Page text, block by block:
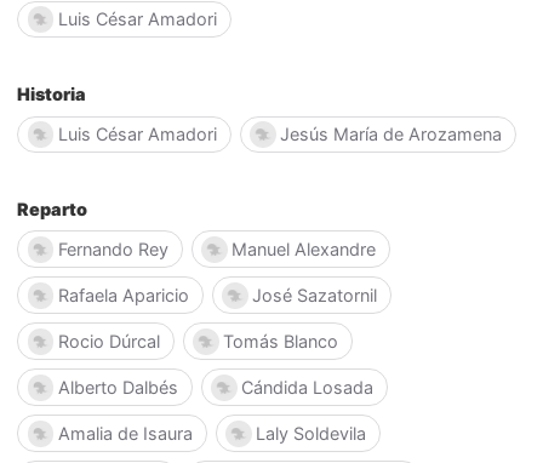
Luis César Amadori
Historia
Luis César Amadori
Jesús María de Arozamena
Reparto
Fernando Rey
Manuel Alexandre
Rafaela Aparicio José Sazatornil
Rocio Dúrcal Tomás Blanco
Alberto Dalbés Cándida Losada
Amalia de Isaura Laly Soldevila